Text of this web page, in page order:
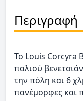
Περιγραφή
Το Louis Corcyra
παλιού
την πόλη και 6
πανέμορφες και